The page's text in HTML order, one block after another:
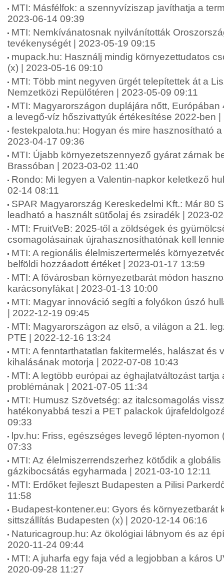
MTI: Másfélfok: a szennyvíziszap javíthatja a
2023-06-14 09:39
MTI: Nemkívánatosnak nyilvánították
tevékenységét | 2023-05-19 09:15
mupack.hu: Használj mindig környezettudatos
(x) | 2023-05-16 09:10
MTI: Több mint negyven ürgét telepítettek át a
Nemzetközi Repülőtéren | 2023-05-09 09:11
MTI: Magyarországon duplájára nőtt,
a levegő-víz hőszivattyúk értékesítése 2022-ben
festekpalota.hu: Hogyan és mire hasznosítható
2023-04-17 09:36
MTI: Újabb környezetszennyező gyárat zárnak
Brassóban | 2023-03-02 11:40
Rondo: Mi legyen a Valentin-napkor keletkező
02-14 08:11
SPAR Magyarország Kereskedelmi Kft.: Már 80
leadható a használt sütőolaj és zsiradék | 2023-
MTI: FruitVeB: 2025-től a zöldségek és
csomagolásainak újrahasznosíthatónak kell
MTI: A regionális élelmiszertermelés
belföldi hozzáadott értéket | 2023-01-17 13:59
MTI: A fővárosban környezetbarát módon
karácsonyfákat | 2023-01-13 10:00
MTI: Magyar innováció segíti a folyókon úszó
| 2022-12-19 09:45
MTI: Magyarországon az első, a világon a 21.
PTE | 2022-12-16 13:24
MTI: A fenntarthatatlan fakitermelés, halászat és
kihalásának motorja | 2022-07-08 10:43
MTI: A legtöbb európai az éghajlatváltozást tartja
problémának | 2021-07-05 11:34
MTI: Humusz Szövetség: az italcsomagolás
hatékonyabbá teszi a PET palackok
09:33
lpv.hu: Friss, egészséges levegő lépten-nyomon
07:33
MTI: Az élelmiszerrendszerhez kötődik a
gázkibocsátás egyharmada | 2021-03-10 12:11
MTI: Erdőket fejleszt Budapesten a Pilisi
11:58
Budapest-kontener.eu: Gyors és környezetbarát
sittszállítás Budapesten (x) | 2020-12-14 06:16
Naturicagroup.hu: Az ökológiai lábnyom és az
2020-11-24 09:44
MTI: A juharfa egy faja véd a legjobban a káros
2020-09-28 11:27